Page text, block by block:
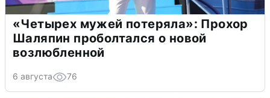
«Четырех мужей потеряла»: Прохор
Шаляпин проболтался о новой
возлюбленной
6 августа 76